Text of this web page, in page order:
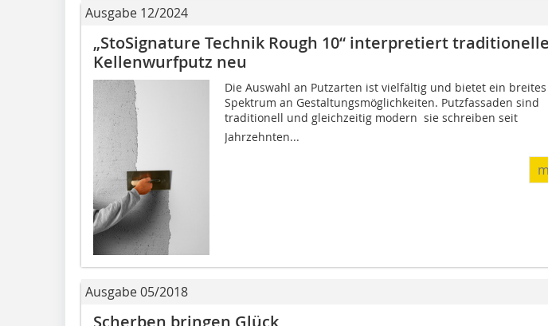
Ausgabe 12/2024
„StoSignature Technik Rough 10“ interpretiert
Kellenwurfputz neu
Die Auswahl an Putzarten ist vielfältig und bietet ein breites
Spektrum an Gestaltungsmöglichkeiten. Putzfassaden sind
traditionell und gleichzeitig modern  sie schreiben seit
Jahrzehnten...
Ausgabe 05/2018
Scherben bringen Glück